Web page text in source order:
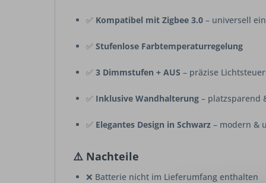
✅ Kompatibel mit Zigbee 3.0 – universell
✅ Stufenlose Farbtemperaturregelung
✅ 3 Dimmstufen + AUS – präzise
✅ Inklusive Wandhalterung – platzsparend
✅ Elegantes Design in Schwarz – modern &
⚠️ Nachteile
❌ Batterie nicht im Lieferumfang enthalten